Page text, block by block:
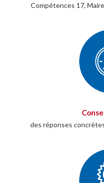
Compétences 17,
des réponses